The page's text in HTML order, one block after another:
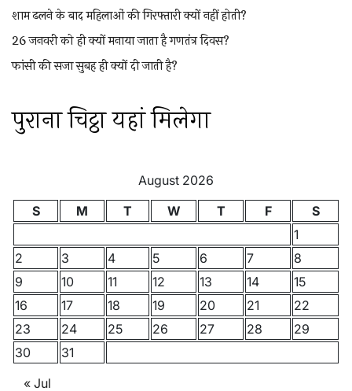
शाम ढलने के बाद महिलाओं की गिरफ्तारी क्यों नहीं होती?
26 जनवरी को ही क्यों मनाया जाता है गणतंत्र दिवस?
फांसी की सजा सुबह ही क्यों दी जाती है?
पुराना चिट्ठा यहां मिलेगा
August 2026
S
M T W T F
S
1
2
3 4 5 6 7
8
9
10 11 12 13 14
15
16
17 18 19 20 21
22
23
24 25 26 27 28
29
30
31
« Jul